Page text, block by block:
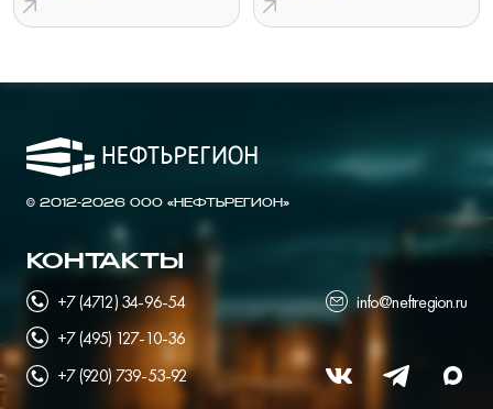
© 2012-2026 ООО «НЕФТЬРЕГИОН»
КОНТАКТЫ
+7 (4712) 34-96-54
+7 (495) 127-10-36
+7 (920) 739-53-92
info@neftregion.ru